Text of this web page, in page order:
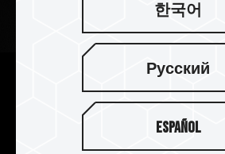
貼心掛孔設計 隨取
貼心掛孔設計可將 C222 精鋅碟
圈、背包或是其它配件上，方便
한국어
Русский
Español